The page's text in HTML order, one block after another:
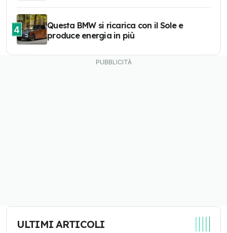
4
Questa BMW si ricarica con il Sole e
produce energia in più
ULTIMI ARTICOLI